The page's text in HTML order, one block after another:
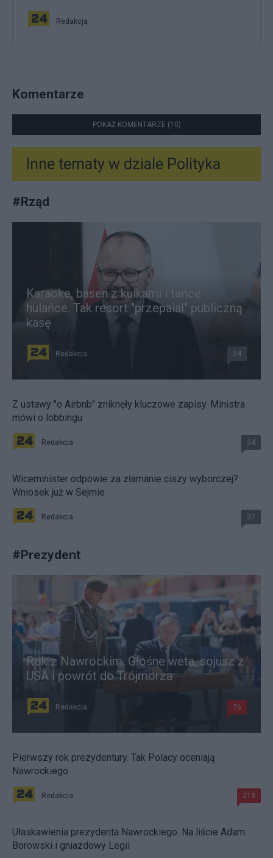
Redakcja
Komentarze
POKAŻ KOMENTARZE (10)
Inne tematy w dziale Polityka
#Rząd
Karaoke, basen z kulkami i tańce
hulańce. Tak resort "przepalał" publiczną
kasę
Redakcja 24
Z ustawy "o Airbnb" zniknęły kluczowe zapisy. Ministra
mówi o lobbingu
Redakcja 34
Wiceminister odpowie za złamanie ciszy wyborczej?
Wniosek już w Sejmie
Redakcja 37
#Prezydent
Rok z Nawrockim. Głośne weta, sojusz z
USA i powrót do Trójmorza
Redakcja 76
Pierwszy rok prezydentury. Tak Polacy oceniają
Nawrockiego
Redakcja 213
Ułaskawienia prezydenta Nawrockiego. Na liście Adam
Borowski i gniazdowy Legii